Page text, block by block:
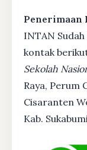
Penerimaan
INTAN
kontak
Sekolah
Raya, Perum
Cisaranten
Kab.